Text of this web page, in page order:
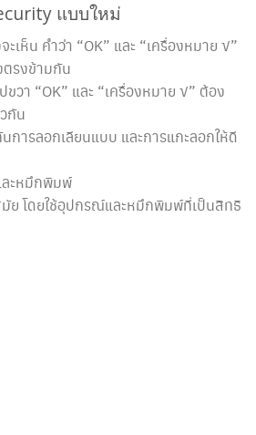
แบบใหม่
ะเห็น คำว่า “OK” และ “เครื่องหมาย √”
ตรงข้ามกัน
ขวา “OK” และ “เครื่องหมาย √” ต้อง
กัน
การลอกเลียนแบบ และการแกะลอกให้ดี
ะหมึกพิมพ์
ย โดยใช้อุปกรณ์และหมึกพิมพ์ที่เป็นสิทธิ